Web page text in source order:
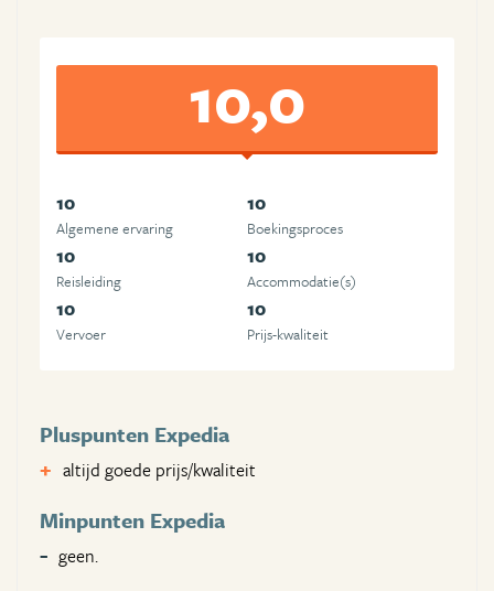
10,0
10
Algemene ervaring
10
Boekingsproces
10
Reisleiding
10
Accommodatie(s)
10
Vervoer
10
Prijs-kwaliteit
Pluspunten Expedia
altijd goede prijs/kwaliteit
Minpunten Expedia
geen.